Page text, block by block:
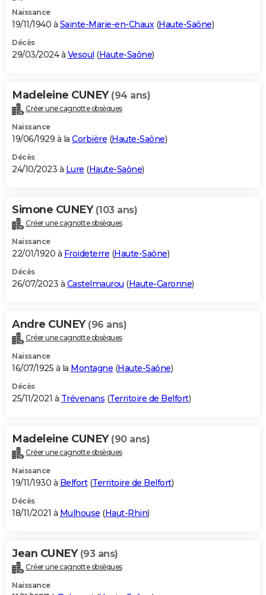
Naissance
19/11/1940 à Sainte-Marie-en-Chaux(Haute-Saône)
Décès
29/03/2024 à Vesoul (Haute-Saône)
Madeleine CUNEY (94 ans)
Créer une cagnotte obsèques
Naissance
19/06/1929 à la Corbière (Haute-Saône)
Décès
24/10/2023 à Lure (Haute-Saône)
Simone CUNEY (103 ans)
Créer une cagnotte obsèques
Naissance
22/01/1920 à Froideterre (Haute-Saône)
Décès
26/07/2023 à Castelmaurou (Haute-Garonne)
Andre CUNEY (96 ans)
Créer une cagnotte obsèques
Naissance
16/07/1925 à la Montagne (Haute-Saône)
Décès
25/11/2021 à Trévenans (Territoire de Belfort)
Madeleine CUNEY (90 ans)
Créer une cagnotte obsèques
Naissance
19/11/1930 à Belfort(Territoire de Belfort)
Décès
18/11/2021 à Mulhouse (Haut-Rhin)
Jean CUNEY (93 ans)
Créer une cagnotte obsèques
Naissance